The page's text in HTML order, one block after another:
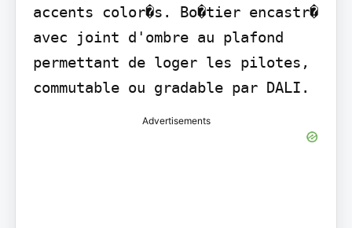
accents color�s. Bo�tier encastr�
avec joint d'ombre au plafond
permettant de loger les pilotes,
commutable ou gradable par DALI.
Advertisements